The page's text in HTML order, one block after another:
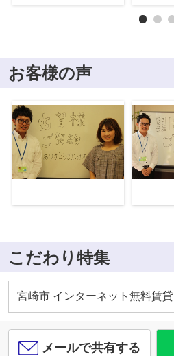
お客様の声
こだわり特集
宮崎市 インターネット無料賃貸
メールで共有する